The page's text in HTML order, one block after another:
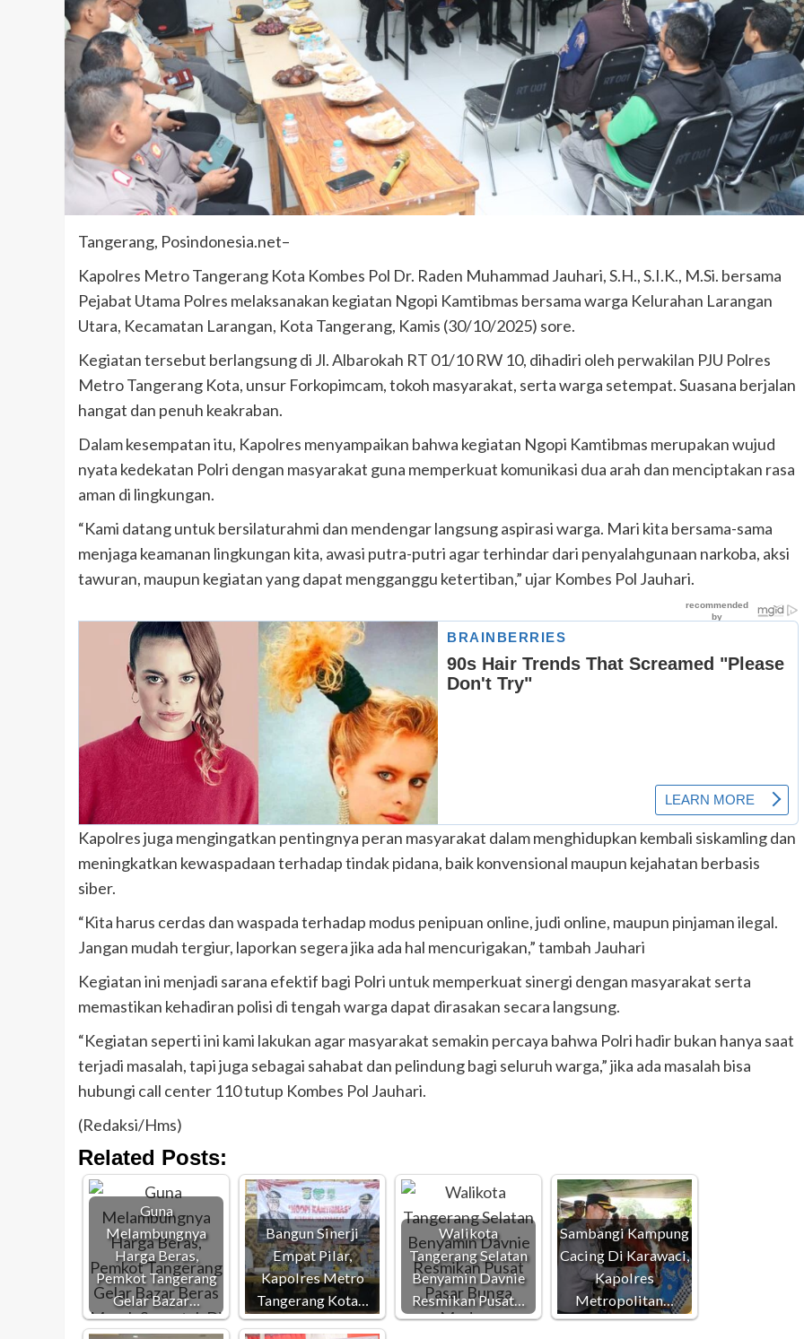
Tangerang, Posindonesia.net–
Kapolres Metro Tangerang Kota Kombes Pol Dr. Raden Muhammad Jauhari, S.H., S.I.K., M.Si. bersama
Pejabat Utama Polres melaksanakan kegiatan Ngopi Kamtibmas bersama warga Kelurahan Larangan
Utara, Kecamatan Larangan, Kota Tangerang, Kamis (30/10/2025) sore.
Kegiatan tersebut berlangsung di Jl. Albarokah RT 01/10 RW 10, dihadiri oleh perwakilan PJU Polres
Metro Tangerang Kota, unsur Forkopimcam, tokoh masyarakat, serta warga setempat. Suasana berjalan
hangat dan penuh keakraban.
Dalam kesempatan itu, Kapolres menyampaikan bahwa kegiatan Ngopi Kamtibmas merupakan wujud
nyata kedekatan Polri dengan masyarakat guna memperkuat komunikasi dua arah dan menciptakan rasa
aman di lingkungan.
“Kami datang untuk bersilaturahmi dan mendengar langsung aspirasi warga. Mari kita bersama-sama
menjaga keamanan lingkungan kita, awasi putra-putri agar terhindar dari penyalahgunaan narkoba, aksi
tawuran, maupun kegiatan yang dapat mengganggu ketertiban,” ujar Kombes Pol Jauhari.
Kapolres juga mengingatkan pentingnya peran masyarakat dalam menghidupkan kembali siskamling dan
meningkatkan kewaspadaan terhadap tindak pidana, baik konvensional maupun kejahatan berbasis
siber.
“Kita harus cerdas dan waspada terhadap modus penipuan online, judi online, maupun pinjaman ilegal.
Jangan mudah tergiur, laporkan segera jika ada hal mencurigakan,” tambah Jauhari
Kegiatan ini menjadi sarana efektif bagi Polri untuk memperkuat sinergi dengan masyarakat serta
memastikan kehadiran polisi di tengah warga dapat dirasakan secara langsung.
“Kegiatan seperti ini kami lakukan agar masyarakat semakin percaya bahwa Polri hadir bukan hanya saat
terjadi masalah, tapi juga sebagai sahabat dan pelindung bagi seluruh warga,” jika ada masalah bisa
hubungi call center 110 tutup Kombes Pol Jauhari.
(Redaksi/Hms)
Related Posts:
Guna
Melambungnya
Harga Beras,
Pemkot Tangerang
Gelar Bazar…
Bangun Sinerji
Empat Pilar,
Kapolres Metro
Tangerang Kota…
Walikota
Tangerang Selatan
Benyamin Davnie
Resmikan Pusat…
Sambangi Kampung
Cacing Di Karawaci,
Kapolres
Metropolitan…
Kecelakaan Kriminal
Warga diduga di tabrak mobil sampah,
terjatuh di truk lalu di sengat kabil optic
meninggal di tempat.
Juni 11, 2025